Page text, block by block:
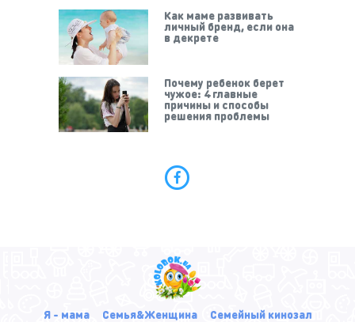
Как маме развивать
личный бренд, если она
в декрете
Почему ребенок берет
чужое: 4 главные
причины и способы
решения проблемы
Я - мама Семья&Женщина
Семейный кинозал